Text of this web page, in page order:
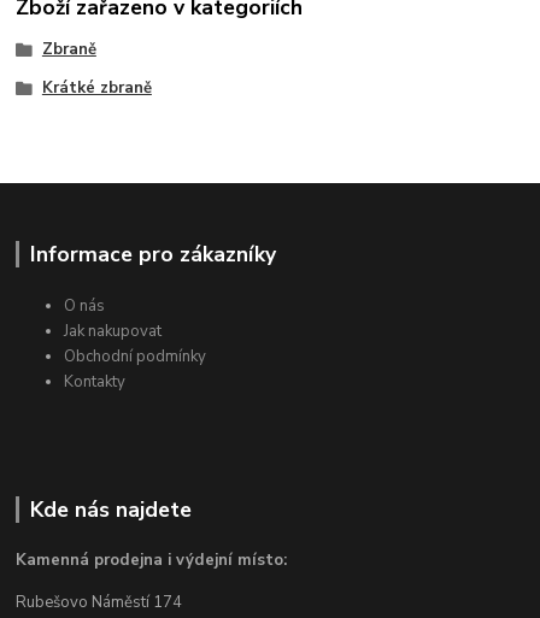
Zboží zařazeno v kategoriích
Zbraně
Krátké zbraně
Informace pro zákazníky
O nás
Jak nakupovat
Obchodní podmínky
Kontakty
Kde nás najdete
Kamenná prodejna i výdejní místo:
Rubešovo Náměstí 174